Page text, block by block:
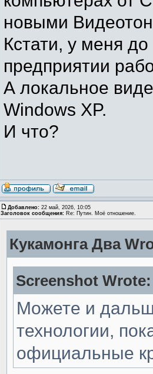
новыми
Кстати, у меня
предприятии
А локальное
Windows XP.
И что?
Добавлено: 22 май, 2026, 10:05
Заголовок сообщения: Re: Путин. Моё отношение.
Кукамонга Два
Screenshot Wrote:
Можете и
технологии,
официальные